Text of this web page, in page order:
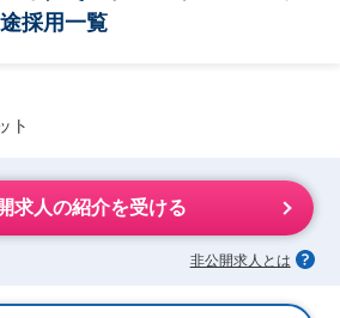
採用一覧
ト
求人の紹介を受ける
非公開求人とは